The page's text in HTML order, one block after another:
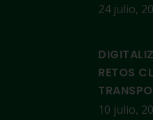
24 julio,
RETOS
10 julio,